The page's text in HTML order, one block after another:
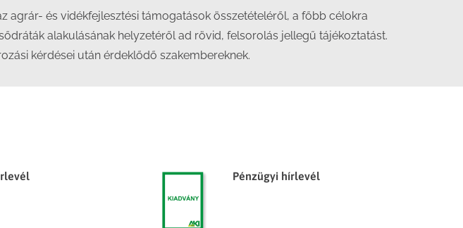
és vidékfejlesztési támogatások összetételéről, a főbb célokra
alakulásának helyzetéről ad rövid, felsorolás jellegű tájékoztatást.
kérdései után érdeklődő szakembereknek.
Pénzügyi hírlevél